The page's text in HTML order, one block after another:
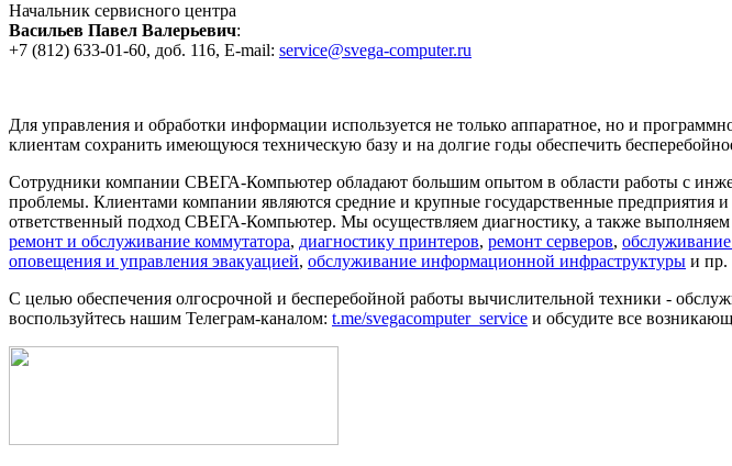
Начальник сервисного центра
Васильев Павел Валерьевич:
+7 (812) 633-01-60, доб. 116, E-mail: service@svega-computer.ru
Для управления и обработки информации используется не только аппаратное, но и
клиентам сохранить имеющуюся техническую базу и на долгие годы обеспечить
Сотрудники компании СВЕГА-Компьютер обладают большим опытом в области работы с
проблемы. Клиентами компании являются средние и крупные государственные
ответственный подход СВЕГА-Компьютер. Мы осуществляем диагностику, а также
ремонт и обслуживание коммутатора, диагностику принтеров, ремонт серверов, обслуживание
оповещения и управления эвакуацией, обслуживание информационной инфраструктуры и пр.
С целью обеспечения олгосрочной и бесперебойной работы вычислительной техники -
воспользуйтесь нашим Телеграм-каналом: t.me/svegacomputer_service и обсудите все